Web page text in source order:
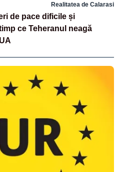
Realitatea de Calarasi
de pace dificile și
ce Teheranul neagă